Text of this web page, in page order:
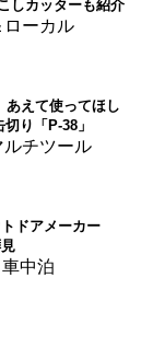
しカッターも紹介
ローカル
あえて使ってほし
り「P-38」
チツール
ドアメーカー
中泊